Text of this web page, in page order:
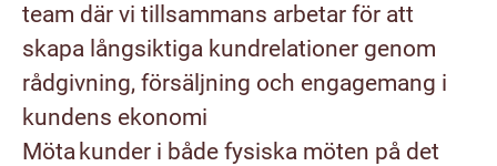
team där vi tillsammans arbetar för att
skapa långsiktiga kundrelationer genom
rådgivning, försäljning och engagemang i
kundens ekonomi
Möta kunder i både fysiska möten på det